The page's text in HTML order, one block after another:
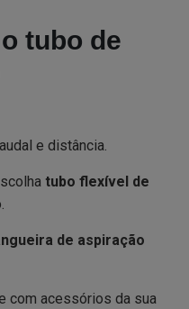
tubo de
e distância.
tubo flexível de
de aspiração
com acessórios da sua